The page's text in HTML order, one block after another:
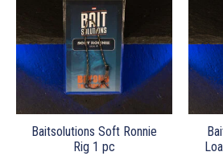
Baitsolutions Soft Ronnie
Rig 1 pc